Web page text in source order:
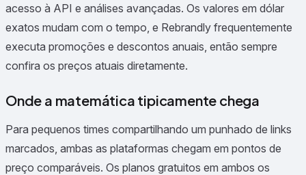
acesso à API e análises avançadas. Os valores em dólar
exatos mudam com o tempo, e Rebrandly frequentemente
executa promoções e descontos anuais, então sempre
confira os preços atuais diretamente.
Onde a matemática tipicamente chega
Para pequenos times compartilhando um punhado de links
marcados, ambas as plataformas chegam em pontos de
preço comparáveis. Os planos gratuitos em ambos os